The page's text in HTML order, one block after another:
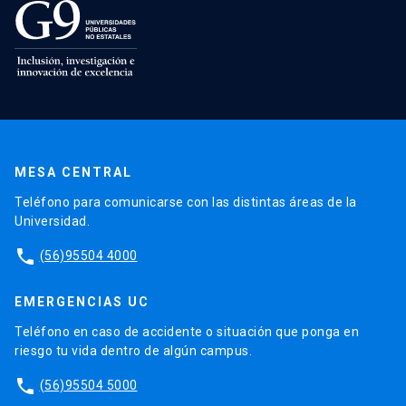
MESA CENTRAL
Teléfono para comunicarse con las distintas áreas de la
Universidad.
phone (56)95504 4000
EMERGENCIAS UC
Teléfono en caso de accidente o situación que ponga en
riesgo tu vida dentro de algún campus.
phone (56)95504 5000